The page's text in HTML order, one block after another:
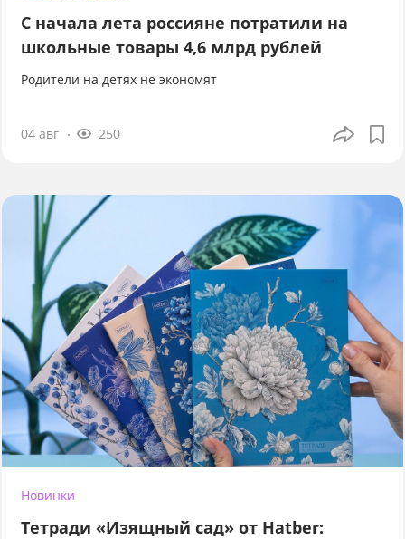
С начала лета россияне потратили на
школьные товары 4,6 млрд рублей
Родители на детях не экономят
04 авг 250
Новинки
Тетради «Изящный сад» от Hatber: